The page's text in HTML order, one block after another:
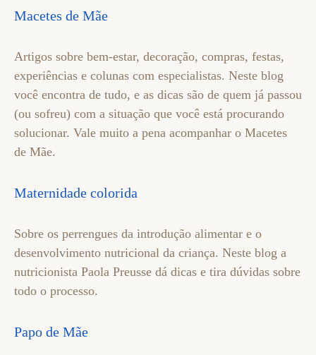
Macetes de Mãe
Artigos sobre bem-estar, decoração, compras, festas,
experiências e colunas com especialistas. Neste blog
você encontra de tudo, e as dicas são de quem já passou
(ou sofreu) com a situação que você está procurando
solucionar. Vale muito a pena acompanhar o Macetes
de Mãe.
Maternidade colorida
Sobre os perrengues da introdução alimentar e o
desenvolvimento nutricional da criança. Neste blog a
nutricionista Paola Preusse dá dicas e tira dúvidas sobre
todo o processo.
Papo de Mãe